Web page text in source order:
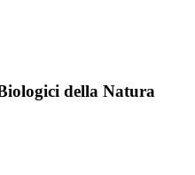
della Natura